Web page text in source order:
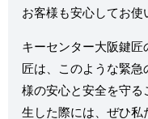
お客様も安心してお使
キーセンター大阪鍵
匠は、このような緊
様の安心と安全を守
生した際には、ぜひ